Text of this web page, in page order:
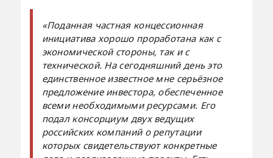
«Поданная частная концессионная
инициатива хорошо проработана как с
экономической стороны, так и с
технической. На сегодняшний день это
единственное известное мне серьёзное
предложение инвестора, обеспеченное
всеми необходимыми ресурсами. Его
подал консорциум двух ведущих
российских компаний о репутации
которых свидетельствуют конкретные